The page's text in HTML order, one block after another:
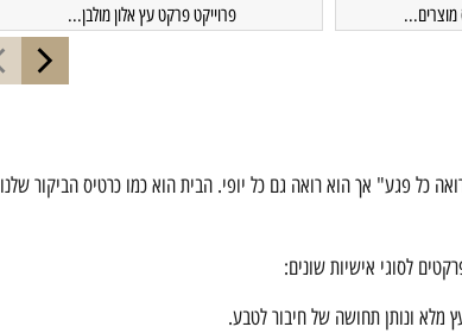
מוצרים... פרוייקט פרקט עץ אלון מולבן...
כל פגע" אך הוא רואה גם כל יופי. הבית הוא כמו כרטיס הביקור שלנו
לסוגי אישיות שונים:
מלא ונותן תחושה של חיבור לטבע.